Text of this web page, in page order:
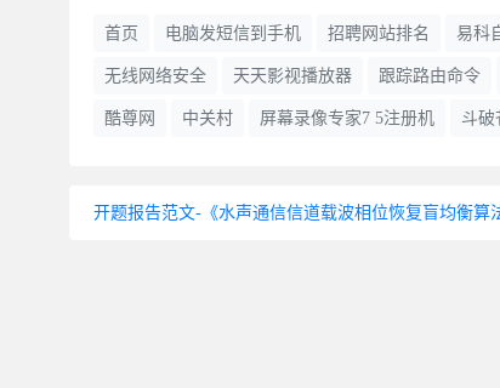
首页 电脑发短信到手机 招聘网站排名 易科
无线网络安全 天天影视播放器 跟踪路由命令
酷尊网 中关村 屏幕录像专家7 5注册机 斗破
开题报告范文-《水声通信信道载波相位恢复盲均衡算